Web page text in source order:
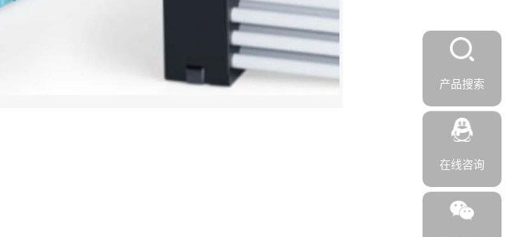
产品搜索
在线咨询